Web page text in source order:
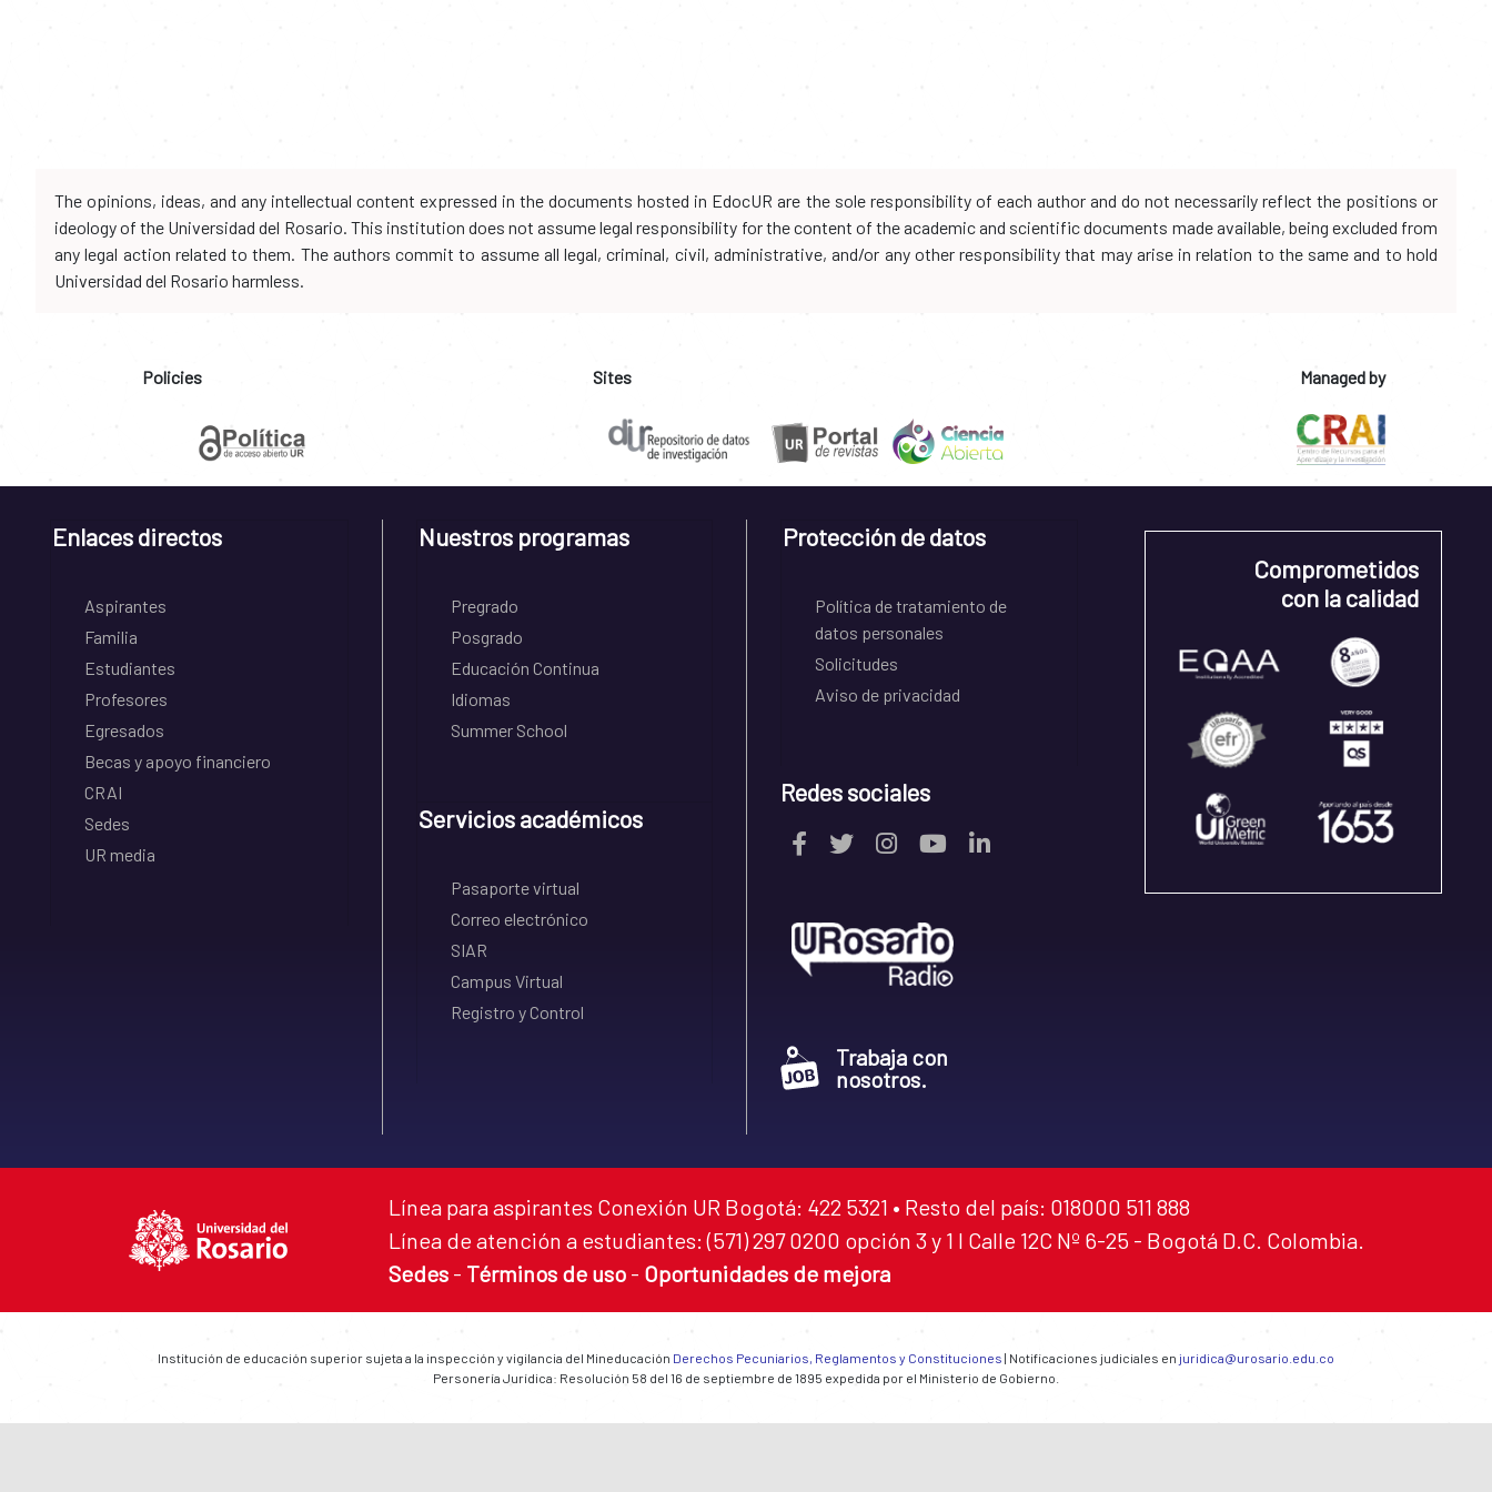
The opinions, ideas, and any intellectual content expressed in the documents hosted in EdocUR are the sole responsibility of each author and do not necessarily reflect the positions or
ideology of the Universidad del Rosario. This institution does not assume legal responsibility for the content of the academic and scientific documents made available, being excluded from
any legal action related to them. The authors commit to assume all legal, criminal, civil, administrative, and/or any other responsibility that may arise in relation to the same and to hold
Universidad del Rosario harmless.
Policies Sites Managed by
Enlaces directos
Aspirantes
Familia
Estudiantes
Profesores
Egresados
Becas y apoyo financiero
CRAI
Sedes
UR media
Nuestros programas
Pregrado
Posgrado
Educación Continua
Idiomas
Summer School
Servicios académicos
Pasaporte virtual
Correo electrónico
SIAR
Campus Virtual
Registro y Control
Protección de datos
Política de tratamiento de
datos personales
Solicitudes
Aviso de privacidad
Redes sociales
Trabaja con
nosotros.
Comprometidos
con la calidad
Línea para aspirantes Conexión UR Bogotá: 422 5321 • Resto del país: 018000 511 888
Línea de atención a estudiantes: (571) 297 0200 opción 3 y 1 I Calle 12C Nº 6-25 - Bogotá D.C. Colombia.
Sedes - Términos de uso - Oportunidades de mejora
Institución de educación superior sujeta a la inspección y vigilancia del Mineducación Derechos Pecuniarios, Reglamentos y Constituciones | Notificaciones judiciales en juridica@urosario.edu.co
Personería Jurídica: Resolución 58 del 16 de septiembre de 1895 expedida por el Ministerio de Gobierno.